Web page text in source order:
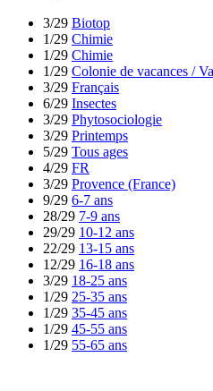
3/29 Biotop
1/29 Chimie
1/29 Chimie
1/29 Colonie de vacances /
3/29 Français
6/29 Insectes
3/29 Phytosociologie
3/29 Printemps
5/29 Tous ages
4/29 FR
3/29 Provence (France)
9/29 6-7 ans
28/29 7-9 ans
29/29 10-12 ans
22/29 13-15 ans
12/29 16-18 ans
3/29 18-25 ans
1/29 25-35 ans
1/29 35-45 ans
1/29 45-55 ans
1/29 55-65 ans